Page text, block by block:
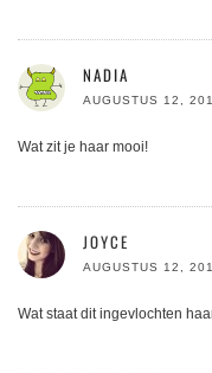
NADIA
AUGUSTUS 12,
Wat zit je haar mooi!
JOYCE
AUGUSTUS 12,
Wat staat dit ingevlochten